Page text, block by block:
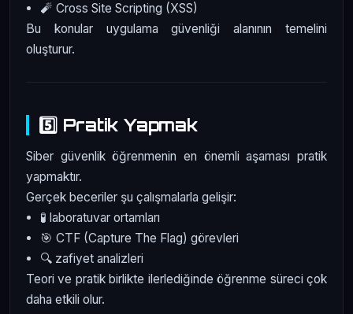
🧨 Cross Site Scripting (XSS)
Bu konular uygulama güvenliği alanının temelini
oluşturur.
5️⃣ Pratik Yapmak
Siber güvenlik öğrenmenin en önemli aşaması pratik
yapmaktır.
Gerçek beceriler şu çalışmalarla gelişir:
🧪 laboratuvar ortamları
🎯 CTF (Capture The Flag) görevleri
🔍 zafiyet analizleri
Teori ve pratik birlikte ilerlediğinde öğrenme süreci çok
daha etkili olur.